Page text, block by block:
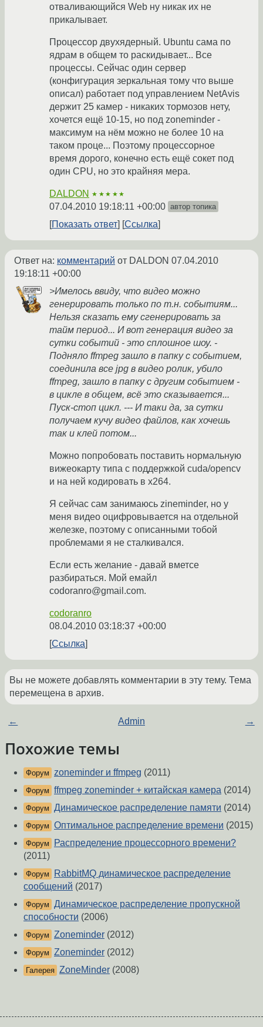
отваливающийся Web ну никак их не
прикалывает.
Процессор двухядерный. Ubuntu сама по
ядрам в общем то раскидывает... Все
процессы. Сейчас один сервер
(конфигурация зеркальная тому что выше
описал) работает под управлением NetAvis
держит 25 камер - никаких тормозов нету,
хочется ещё 10-15, но под zoneminder -
максимум на нём можно не более 10 на
таком проце... Поэтому процессорное
время дорого, конечно есть ещё сокет под
один CPU, но это крайняя мера.
DALDON ★★★★★
07.04.2010 19:18:11 +00:00 автор топика
Показать ответ Ссылка
Ответ на: комментарий от DALDON 07.04.2010
19:18:11 +00:00
>Имелось ввиду, что видео можно
генерировать только по т.н. событиям...
Нельзя сказать ему сгенерировать за
тайм период... И вот генерация видео за
сутки событий - это сплошное шоу. -
Подняло ffmpeg зашло в папку с событием,
соединила все jpg в видео ролик, убило
ffmpeg, зашло в папку с другим событием -
в цикле в общем, всё это сказывается...
Пуск-стоп цикл. --- И таки да, за сутки
получаем кучу видео файлов, как хочешь
так и клей потом...
Можно попробовать поставить нормальную
вижеокарту типа с поддержкой cuda/opencv
и на ней кодировать в x264.
Я сейчас сам занимаюсь zineminder, но у
меня видео оцифровывается на отдельной
железке, поэтому с описанными тобой
проблемами я не сталкивался.
Если есть желание - давай вметсе
разбираться. Мой емайл
codoranro@gmail.com.
codoranro
08.04.2010 03:18:37 +00:00
Ссылка
Вы не можете добавлять комментарии в эту тему. Тема
перемещена в архив.
← Admin →
Похожие темы
Форум zoneminder и ffmpeg (2011)
Форум ffmpeg zoneminder + китайская камера (2014)
Форум Динамическое распределение памяти (2014)
Форум Оптимальное распределение времени (2015)
Форум
Распределение процессорного времени?
(2011)
Форум
RabbitMQ динамическое распределение
сообщений (2017)
Форум Динамическое распределение пропускной
способности (2006)
Форум Zoneminder (2012)
Форум Zoneminder (2012)
Галерея ZoneMinder (2008)